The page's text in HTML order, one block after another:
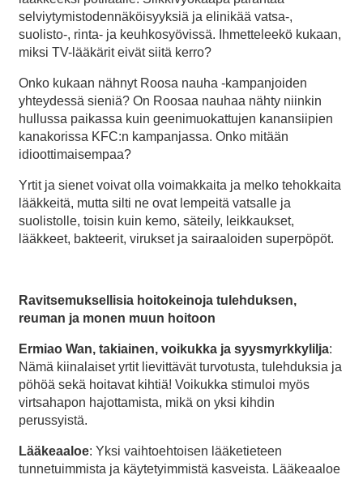
selviytymistodennäköisyyksiä ja elinikää vatsa-,
suolisto-, rinta- ja keuhkosyövissä. Ihmetteleekö kukaan,
miksi TV-lääkärit eivät siitä kerro?
Onko kukaan nähnyt Roosa nauha -kampanjoiden
yhteydessä sieniä? On Roosaa nauhaa nähty niinkin
hullussa paikassa kuin geenimuokattujen kanansiipien
kanakorissa KFC:n kampanjassa. Onko mitään
idioottimaisempaa?
Yrtit ja sienet voivat olla voimakkaita ja melko tehokkaita
lääkkeitä, mutta silti ne ovat lempeitä vatsalle ja
suolistolle, toisin kuin kemo, säteily, leikkaukset,
lääkkeet, bakteerit, virukset ja sairaaloiden superpöpöt.
Ravitsemuksellisia hoitokeinoja tulehduksen,
reuman ja monen muun hoitoon
Ermiao Wan, takiainen, voikukka ja syysmyrkkylilja:
Nämä kiinalaiset yrtit lievittävät turvotusta, tulehduksia ja
pöhöä sekä hoitavat kihtiä! Voikukka stimuloi myös
virtsahapon hajottamista, mikä on yksi kihdin
perussyistä.
Lääkeaaloe: Yksi vaihtoehtoisen lääketieteen
tunnetuimmista ja käytetyimmistä kasveista. Lääkeaaloe